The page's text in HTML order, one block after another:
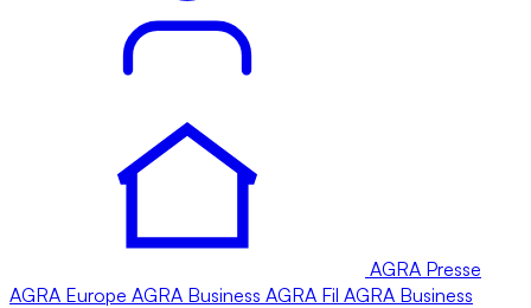
AGRA Presse
AGRA Europe AGRA Business AGRA Fil AGRA Business